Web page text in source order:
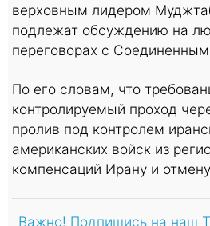
верховным лидером
подлежат обсуждению на
переговорах с
По его словам, что
контролируемый проход
пролив под контролем
американских войск из
компенсаций Ирану и
Важно! Подпишись на наш